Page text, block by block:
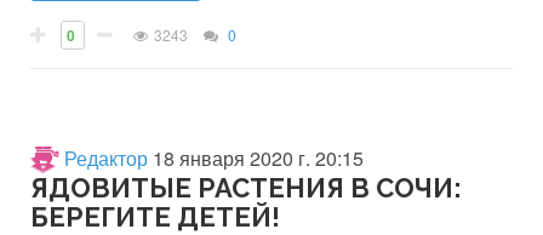
0 3243 0
Редактор 18 января 2020 г. 20:15
ЯДОВИТЫЕ РАСТЕНИЯ В СОЧИ:
БЕРЕГИТЕ ДЕТЕЙ!